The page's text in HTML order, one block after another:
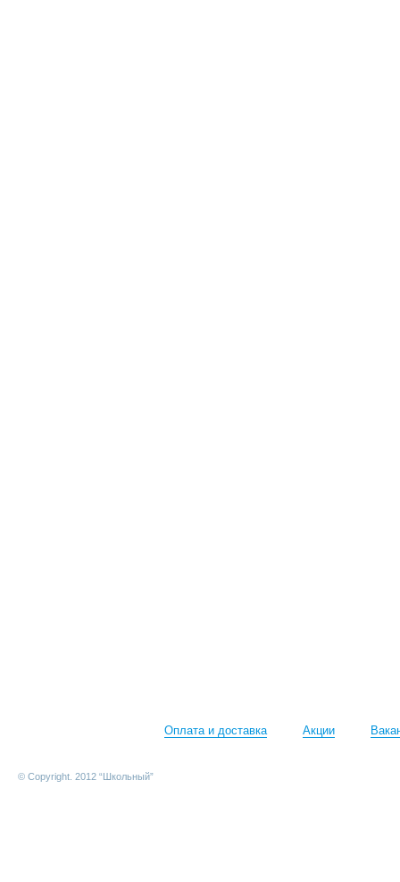
Оплата и доставка Акции
© Copyright. 2012 “Школьный”